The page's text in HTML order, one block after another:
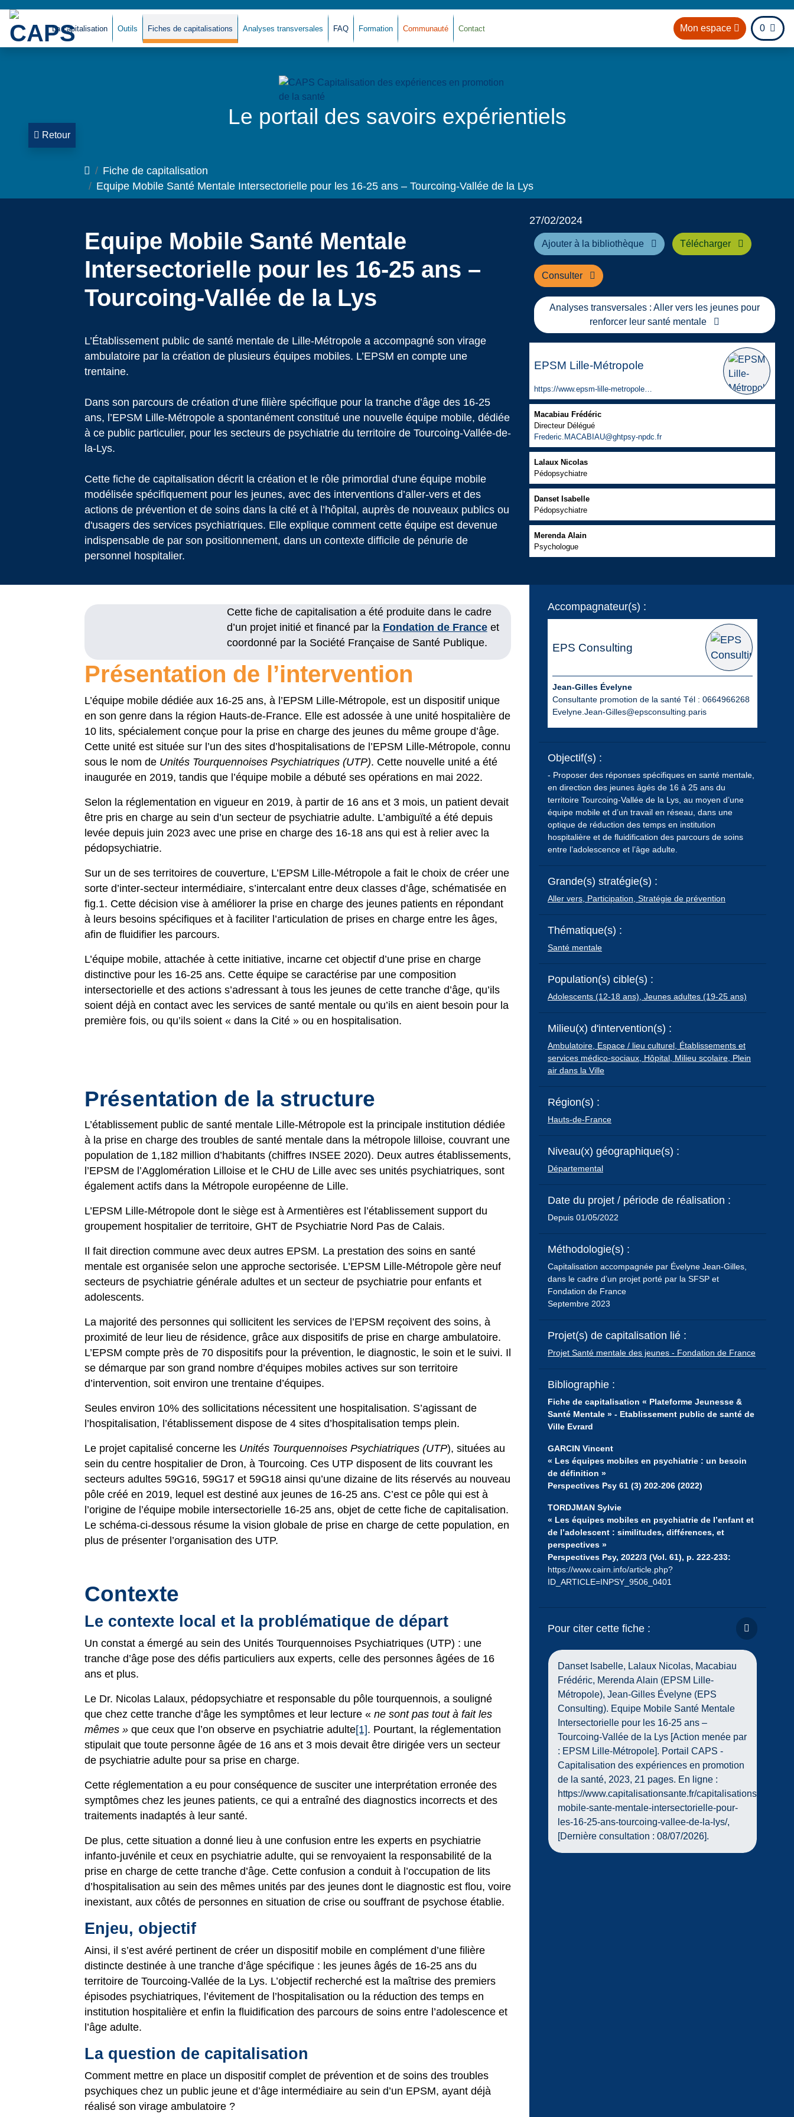
La capitalisation Outils Fiches de capitalisations Analyses transversales FAQ Formation Communauté Contact Mon espace 0
fichier
Le portail des savoirs expérientiels
Retour
AccueilFiche de capitalisation
Equipe Mobile Santé Mentale Intersectorielle pour les 16-25 ans – Tourcoing-Vallée de la Lys
Equipe Mobile Santé Mentale
Intersectorielle pour les 16-25 ans –
Tourcoing-Vallée de la Lys
L’Établissement public de santé mentale de Lille-Métropole a accompagné son virage
ambulatoire par la création de plusieurs équipes mobiles. L’EPSM en compte une
trentaine.
Dans son parcours de création d’une filière spécifique pour la tranche d’âge des 16-25
ans, l’EPSM Lille-Métropole a spontanément constitué une nouvelle équipe mobile, dédiée
à ce public particulier, pour les secteurs de psychiatrie du territoire de Tourcoing-Vallée-de-
la-Lys.
Cette fiche de capitalisation décrit la création et le rôle primordial d'une équipe mobile
modélisée spécifiquement pour les jeunes, avec des interventions d’aller-vers et des
actions de prévention et de soins dans la cité et à l’hôpital, auprès de nouveaux publics ou
d'usagers des services psychiatriques. Elle explique comment cette équipe est devenue
indispensable de par son positionnement, dans un contexte difficile de pénurie de
personnel hospitalier.
27/02/2024
Ajouter à la bibliothèque Télécharger
Consulter
Analyses transversales : Aller vers les jeunes pour
renforcer leur santé mentale
EPSM Lille-Métropole
https://www.epsm-lille-metropole.fr/
Macabiau Frédéric
Directeur Délégué
Frederic.MACABIAU@ghtpsy-npdc.fr
Lalaux Nicolas
Pédopsychiatre
Danset Isabelle
Pédopsychiatre
Merenda Alain
Psychologue
Cette fiche de capitalisation a été produite dans le cadre
d’un projet initié et financé par la Fondation de France et
coordonné par la Société Française de Santé Publique.
Présentation de l’intervention
L’équipe mobile dédiée aux 16-25 ans, à l’EPSM Lille-Métropole, est un dispositif unique
en son genre dans la région Hauts-de-France. Elle est adossée à une unité hospitalière de
10 lits, spécialement conçue pour la prise en charge des jeunes du même groupe d’âge.
Cette unité est située sur l’un des sites d’hospitalisations de l’EPSM Lille-Métropole, connu
sous le nom de Unités Tourquennoises Psychiatriques (UTP). Cette nouvelle unité a été
inaugurée en 2019, tandis que l’équipe mobile a débuté ses opérations en mai 2022.
Selon la réglementation en vigueur en 2019, à partir de 16 ans et 3 mois, un patient devait
être pris en charge au sein d’un secteur de psychiatrie adulte. L’ambiguïté a été depuis
levée depuis juin 2023 avec une prise en charge des 16-18 ans qui est à relier avec la
pédopsychiatrie.
Sur un de ses territoires de couverture, L’EPSM Lille-Métropole a fait le choix de créer une
sorte d’inter-secteur intermédiaire, s’intercalant entre deux classes d’âge, schématisée en
fig.1. Cette décision vise à améliorer la prise en charge des jeunes patients en répondant
à leurs besoins spécifiques et à faciliter l’articulation de prises en charge entre les âges,
afin de fluidifier les parcours.
L’équipe mobile, attachée à cette initiative, incarne cet objectif d’une prise en charge
distinctive pour les 16-25 ans. Cette équipe se caractérise par une composition
intersectorielle et des actions s’adressant à tous les jeunes de cette tranche d’âge, qu’ils
soient déjà en contact avec les services de santé mentale ou qu’ils en aient besoin pour la
première fois, ou qu’ils soient « dans la Cité » ou en hospitalisation.
Présentation de la structure
L’établissement public de santé mentale Lille-Métropole est la principale institution dédiée
à la prise en charge des troubles de santé mentale dans la métropole lilloise, couvrant une
population de 1,182 million d’habitants (chiffres INSEE 2020). Deux autres établissements,
l’EPSM de l’Agglomération Lilloise et le CHU de Lille avec ses unités psychiatriques, sont
également actifs dans la Métropole européenne de Lille.
L’EPSM Lille-Métropole dont le siège est à Armentières est l’établissement support du
groupement hospitalier de territoire, GHT de Psychiatrie Nord Pas de Calais.
Il fait direction commune avec deux autres EPSM. La prestation des soins en santé
mentale est organisée selon une approche sectorisée. L’EPSM Lille-Métropole gère neuf
secteurs de psychiatrie générale adultes et un secteur de psychiatrie pour enfants et
adolescents.
La majorité des personnes qui sollicitent les services de l’EPSM reçoivent des soins, à
proximité de leur lieu de résidence, grâce aux dispositifs de prise en charge ambulatoire.
L’EPSM compte près de 70 dispositifs pour la prévention, le diagnostic, le soin et le suivi. Il
se démarque par son grand nombre d’équipes mobiles actives sur son territoire
d’intervention, soit environ une trentaine d’équipes.
Seules environ 10% des sollicitations nécessitent une hospitalisation. S’agissant de
l’hospitalisation, l’établissement dispose de 4 sites d’hospitalisation temps plein.
Le projet capitalisé concerne les Unités Tourquennoises Psychiatriques (UTP), situées au
sein du centre hospitalier de Dron, à Tourcoing. Ces UTP disposent de lits couvrant les
secteurs adultes 59G16, 59G17 et 59G18 ainsi qu’une dizaine de lits réservés au nouveau
pôle créé en 2019, lequel est destiné aux jeunes de 16-25 ans. C’est ce pôle qui est à
l’origine de l’équipe mobile intersectorielle 16-25 ans, objet de cette fiche de capitalisation.
Le schéma-ci-dessous résume la vision globale de prise en charge de cette population, en
plus de présenter l’organisation des UTP.
Contexte
Le contexte local et la problématique de départ
Un constat a émergé au sein des Unités Tourquennoises Psychiatriques (UTP) : une
tranche d’âge pose des défis particuliers aux experts, celle des personnes âgées de 16
ans et plus.
Le Dr. Nicolas Lalaux, pédopsychiatre et responsable du pôle tourquennois, a souligné
que chez cette tranche d’âge les symptômes et leur lecture « ne sont pas tout à fait les
mêmes » que ceux que l’on observe en psychiatrie adulte[1]. Pourtant, la réglementation
stipulait que toute personne âgée de 16 ans et 3 mois devait être dirigée vers un secteur
de psychiatrie adulte pour sa prise en charge.
Cette réglementation a eu pour conséquence de susciter une interprétation erronée des
symptômes chez les jeunes patients, ce qui a entraîné des diagnostics incorrects et des
traitements inadaptés à leur santé.
De plus, cette situation a donné lieu à une confusion entre les experts en psychiatrie
infanto-juvénile et ceux en psychiatrie adulte, qui se renvoyaient la responsabilité de la
prise en charge de cette tranche d’âge. Cette confusion a conduit à l’occupation de lits
d’hospitalisation au sein des mêmes unités par des jeunes dont le diagnostic est flou, voire
inexistant, aux côtés de personnes en situation de crise ou souffrant de psychose établie.
Enjeu, objectif
Ainsi, il s’est avéré pertinent de créer un dispositif mobile en complément d’une filière
distincte destinée à une tranche d’âge spécifique : les jeunes âgés de 16-25 ans du
territoire de Tourcoing-Vallée de la Lys. L’objectif recherché est la maîtrise des premiers
épisodes psychiatriques, l’évitement de l’hospitalisation ou la réduction des temps en
institution hospitalière et enfin la fluidification des parcours de soins entre l’adolescence et
l’âge adulte.
La question de capitalisation
Comment mettre en place un dispositif complet de prévention et de soins des troubles
psychiques chez un public jeune et d’âge intermédiaire au sein d’un EPSM, ayant déjà
réalisé son virage ambulatoire ?
Accompagnateur(s) :
EPS Consulting
Jean-Gilles Évelyne
Consultante promotion de la santé Tél : 0664966268
Evelyne.Jean-Gilles@epsconsulting.paris
Objectif(s) :
- Proposer des réponses spécifiques en santé mentale,
en direction des jeunes âgés de 16 à 25 ans du
territoire Tourcoing-Vallée de la Lys, au moyen d’une
équipe mobile et d’un travail en réseau, dans une
optique de réduction des temps en institution
hospitalière et de fluidification des parcours de soins
entre l’adolescence et l’âge adulte.
Grande(s) stratégie(s) :
Aller vers, Participation, Stratégie de prévention
Thématique(s) :
Santé mentale
Population(s) cible(s) :
Adolescents (12-18 ans), Jeunes adultes (19-25 ans)
Milieu(x) d'intervention(s) :
Ambulatoire, Espace / lieu culturel, Établissements et
services médico-sociaux, Hôpital, Milieu scolaire, Plein
air dans la Ville
Région(s) :
Hauts-de-France
Niveau(x) géographique(s) :
Départemental
Date du projet / période de réalisation :
Depuis 01/05/2022
Méthodologie(s) :
Capitalisation accompagnée par Évelyne Jean-Gilles,
dans le cadre d’un projet porté par la SFSP et
Fondation de France
Septembre 2023
Projet(s) de capitalisation lié :
Projet Santé mentale des jeunes - Fondation de France
Bibliographie :
Fiche de capitalisation « Plateforme Jeunesse &
Santé Mentale » - Etablissement public de santé de
Ville Evrard
GARCIN Vincent
« Les équipes mobiles en psychiatrie : un besoin
de définition »
Perspectives Psy 61 (3) 202-206 (2022)
TORDJMAN Sylvie
« Les équipes mobiles en psychiatrie de l’enfant et
de l’adolescent : similitudes, différences, et
perspectives »
Perspectives Psy, 2022/3 (Vol. 61), p. 222-233:
https://www.cairn.info/article.php?
ID_ARTICLE=INPSY_9506_0401
Pour citer cette fiche : Copier la
Danset Isabelle, Lalaux Nicolas, Macabiau
Frédéric, Merenda Alain (EPSM Lille-
Métropole), Jean-Gilles Évelyne (EPS
Consulting). Equipe Mobile Santé Mentale
Intersectorielle pour les 16-25 ans –
Tourcoing-Vallée de la Lys [Action menée par
: EPSM Lille-Métropole]. Portail CAPS -
Capitalisation des expériences en promotion
de la santé, 2023, 21 pages. En ligne :
https://www.capitalisationsante.fr/capitalisations/equipe-
mobile-sante-mentale-intersectorielle-pour-
les-16-25-ans-tourcoing-vallee-de-la-lys/,
[Dernière consultation : 08/07/2026].